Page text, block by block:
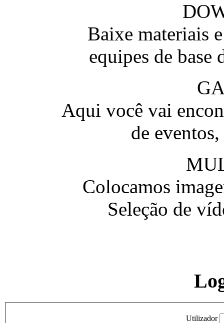
Baixe materiais
equipes de base
Aqui você vai
de
Colocamos
Seleção de
Utilizador